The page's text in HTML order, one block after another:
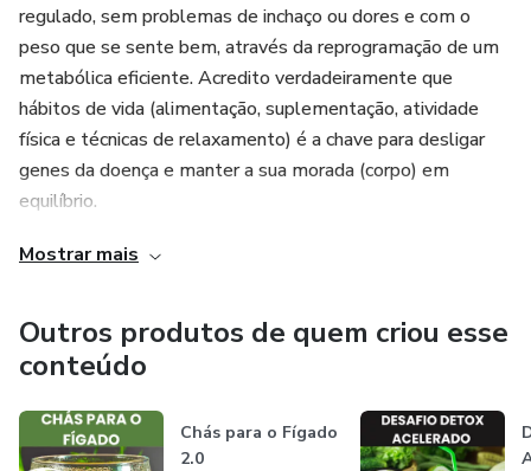
regulado, sem problemas de inchaço ou dores e com o
peso que se sente bem, através da reprogramação de um
metabólica eficiente. Acredito verdadeiramente que
hábitos de vida (alimentação, suplementação, atividade
física e técnicas de relaxamento) é a chave para desligar
genes da doença e manter a sua morada (corpo) em
equilíbrio.
Estou comprometida em promover a sua desinflamação e
rejuvenescendo seu corpo.
Mostrar mais
Outros produtos de quem criou esse
conteúdo
Chás para o Fígado
2.0